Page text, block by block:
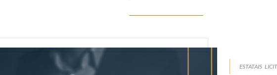
ESTATAIS